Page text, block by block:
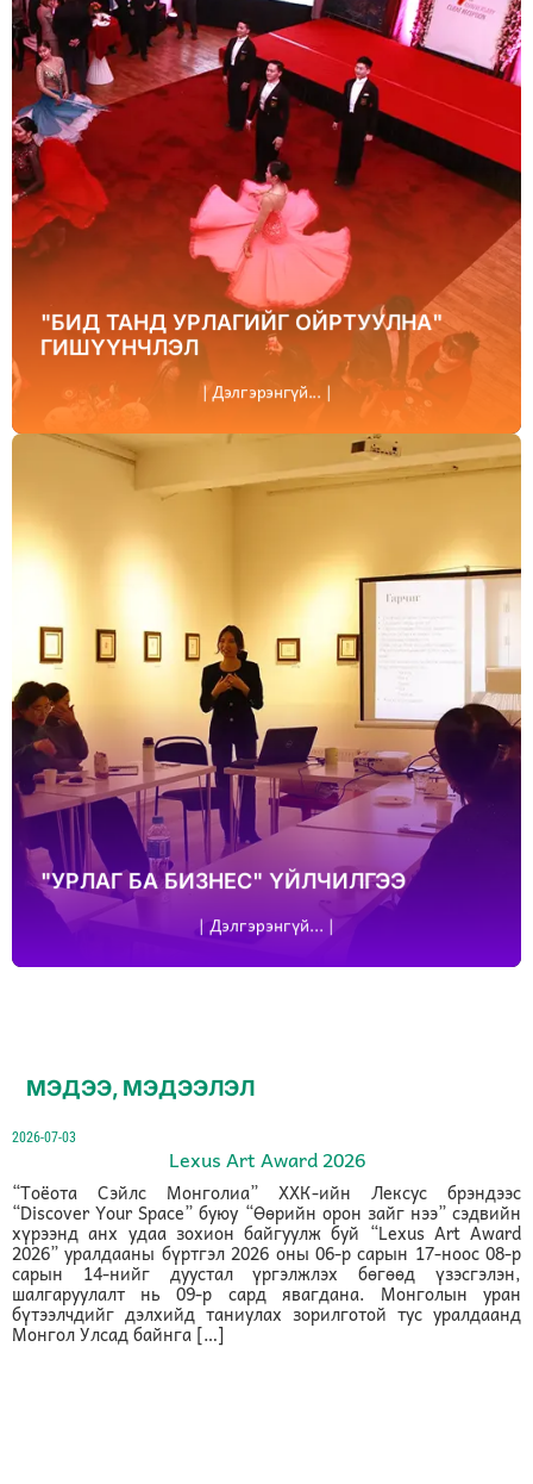
"БИД ТАНД УРЛАГИЙГ ОЙРТУУЛНА"
ГИШҮҮНЧЛЭЛ
| Дэлгэрэнгүй... |
"УРЛАГ БА БИЗНЕС" ҮЙЛЧИЛГЭЭ
| Дэлгэрэнгүй... |
МЭДЭЭ, МЭДЭЭЛЭЛ
2026-07-03
Lexus Art Award 2026
“Тоёота Сэйлс Монголиа” ХХК-ийн Лексус брэндээс
“Discover Your Space” буюу “Өөрийн орон зайг нээ” сэдвийн
хүрээнд анх удаа зохион байгуулж буй “Lexus Art Award
2026” уралдааны бүртгэл 2026 оны 06-р сарын 17-ноос 08-р
сарын 14-нийг дуустал үргэлжлэх бөгөөд үзэсгэлэн,
шалгаруулалт нь 09-р сард явагдана. Монголын уран
бүтээлчдийг дэлхийд таниулах зорилготой тус уралдаанд
Монгол Улсад байнга […]